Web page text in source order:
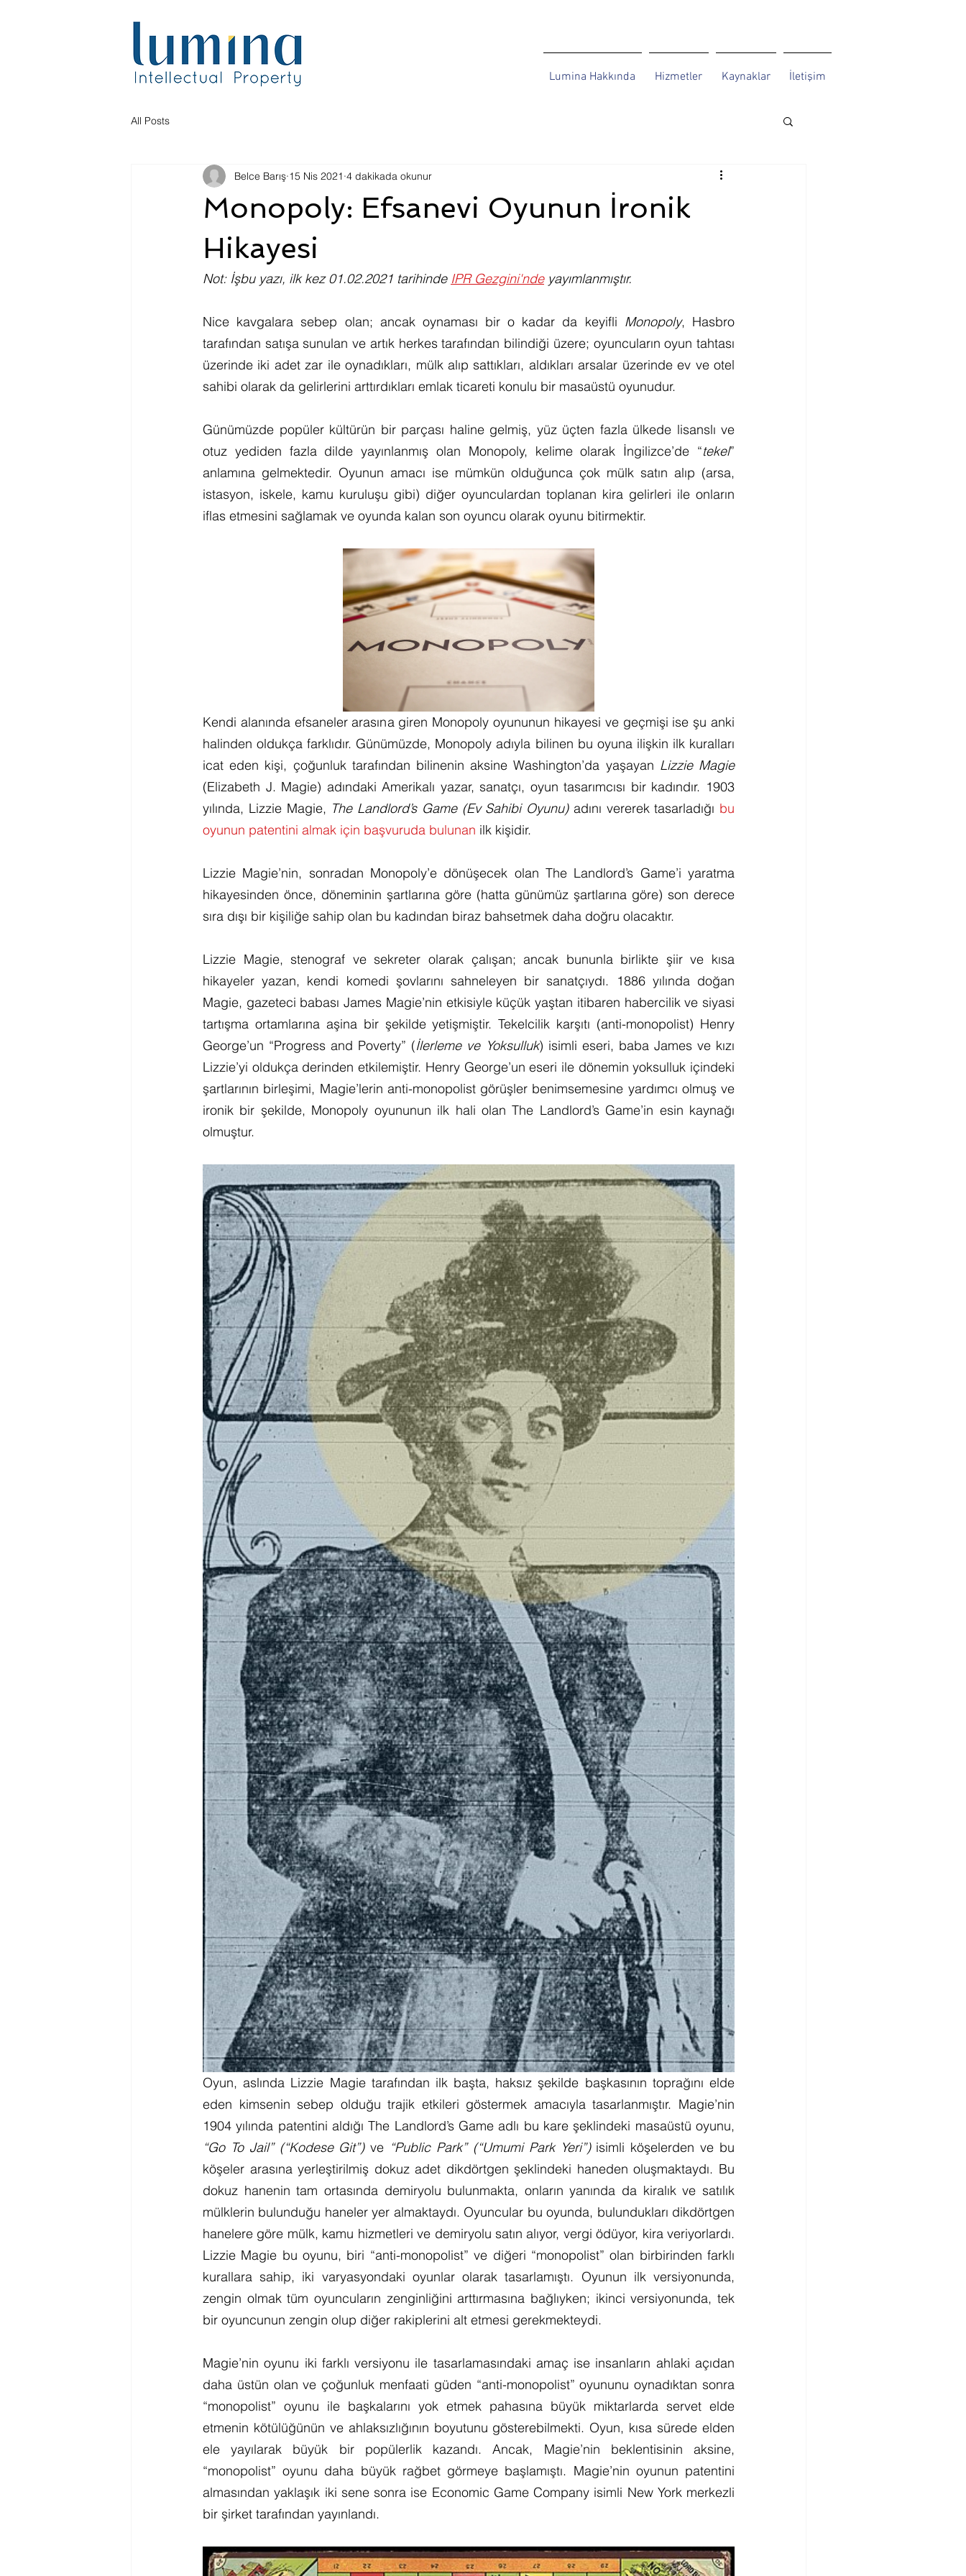
Lumina Hakkında Hizmetler Kaynaklar İletişim
All Posts
Monopoly: Efsanevi Oyunun İronik
Hikayesi
Belce Barış 15 Nis 2021 4 dakikada okunur
Not: İşbu yazı, ilk kez 01.02.2021 tarihinde IPR Gezgini'nde yayımlanmıştır.
Nice kavgalara sebep olan; ancak oynaması bir o kadar da keyifli Monopoly, Hasbro
tarafından satışa sunulan ve artık herkes tarafından bilindiği üzere; oyuncuların oyun tahtası
üzerinde iki adet zar ile oynadıkları, mülk alıp sattıkları, aldıkları arsalar üzerinde ev ve otel
sahibi olarak da gelirlerini arttırdıkları emlak ticareti konulu bir masaüstü oyunudur.
Günümüzde popüler kültürün bir parçası haline gelmiş, yüz üçten fazla ülkede lisanslı ve
otuz yediden fazla dilde yayınlanmış olan Monopoly, kelime olarak İngilizce’de “tekel”
anlamına gelmektedir. Oyunun amacı ise mümkün olduğunca çok mülk satın alıp (arsa,
istasyon, iskele, kamu kuruluşu gibi) diğer oyunculardan toplanan kira gelirleri ile onların
iflas etmesini sağlamak ve oyunda kalan son oyuncu olarak oyunu bitirmektir.
Kendi alanında efsaneler arasına giren Monopoly oyununun hikayesi ve geçmişi ise şu anki
halinden oldukça farklıdır. Günümüzde, Monopoly adıyla bilinen bu oyuna ilişkin ilk kuralları
icat eden kişi, çoğunluk tarafından bilinenin aksine Washington’da yaşayan Lizzie Magie
(Elizabeth J. Magie) adındaki Amerikalı yazar, sanatçı, oyun tasarımcısı bir kadındır. 1903
yılında, Lizzie Magie, The Landlord’s Game (Ev Sahibi Oyunu) adını vererek tasarladığı bu
oyunun patentini almak için başvuruda bulunan ilk kişidir.
Lizzie Magie’nin, sonradan Monopoly’e dönüşecek olan The Landlord’s Game’i yaratma
hikayesinden önce, döneminin şartlarına göre (hatta günümüz şartlarına göre) son derece
sıra dışı bir kişiliğe sahip olan bu kadından biraz bahsetmek daha doğru olacaktır.
Lizzie Magie, stenograf ve sekreter olarak çalışan; ancak bununla birlikte şiir ve kısa
hikayeler yazan, kendi komedi şovlarını sahneleyen bir sanatçıydı. 1886 yılında doğan
Magie, gazeteci babası James Magie’nin etkisiyle küçük yaştan itibaren habercilik ve siyasi
tartışma ortamlarına aşina bir şekilde yetişmiştir. Tekelcilik karşıtı (anti-monopolist) Henry
George’un “Progress and Poverty” (İlerleme ve Yoksulluk) isimli eseri, baba James ve kızı
Lizzie’yi oldukça derinden etkilemiştir. Henry George’un eseri ile dönemin yoksulluk içindeki
şartlarının birleşimi, Magie’lerin anti-monopolist görüşler benimsemesine yardımcı olmuş ve
ironik bir şekilde, Monopoly oyununun ilk hali olan The Landlord’s Game’in esin kaynağı
olmuştur.
Oyun, aslında Lizzie Magie tarafından ilk başta, haksız şekilde başkasının toprağını elde
eden kimsenin sebep olduğu trajik etkileri göstermek amacıyla tasarlanmıştır. Magie’nin
“Go To Jail” (“Kodese Git”) ve “Public Park” (“Umumi Park Yeri”) isimli köşelerden ve bu
köşeler arasına yerleştirilmiş dokuz adet dikdörtgen şeklindeki haneden oluşmaktaydı. Bu
dokuz hanenin tam ortasında demiryolu bulunmakta, onların yanında da kiralık ve satılık
mülklerin bulunduğu haneler yer almaktaydı. Oyuncular bu oyunda, bulundukları dikdörtgen
hanelere göre mülk, kamu hizmetleri ve demiryolu satın alıyor, vergi ödüyor, kira veriyorlardı.
Lizzie Magie bu oyunu, biri “anti-monopolist” ve diğeri “monopolist” olan birbirinden farklı
kurallara sahip, iki varyasyondaki oyunlar olarak tasarlamıştı. Oyunun ilk versiyonunda,
zengin olmak tüm oyuncuların zenginliğini arttırmasına bağlıyken; ikinci versiyonunda, tek
bir oyuncunun zengin olup diğer rakiplerini alt etmesi gerekmekteydi.
Magie’nin oyunu iki farklı versiyonu ile tasarlamasındaki amaç ise insanların ahlaki açıdan
daha üstün olan ve çoğunluk menfaati güden “anti-monopolist” oyununu oynadıktan sonra
“monopolist” oyunu ile başkalarını yok etmek pahasına büyük miktarlarda servet elde
etmenin kötülüğünün ve ahlaksızlığının boyutunu gösterebilmekti. Oyun, kısa sürede elden
ele yayılarak büyük bir popülerlik kazandı. Ancak, Magie’nin beklentisinin aksine,
“monopolist” oyunu daha büyük rağbet görmeye başlamıştı. Magie’nin oyunun patentini
almasından yaklaşık iki sene sonra ise Economic Game Company isimli New York merkezli
bir şirket tarafından yayınlandı.